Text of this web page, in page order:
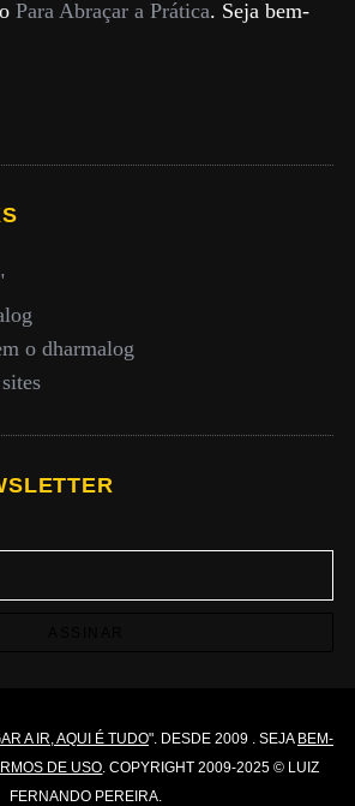
Para Abraçar a Prática. Seja bem-
o dharmalog
A IR, AQUI É TUDO". DESDE 2009 . SEJA BEM-
DE USO. COPYRIGHT 2009-2025 © LUIZ
FERNANDO PEREIRA.